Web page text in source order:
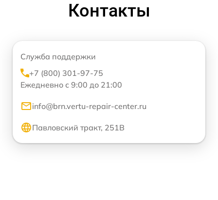
Контакты
Служба поддержки
+7 (800) 301-97-75
Ежедневно с 9:00 до 21:00
info@brn.vertu-repair-center.ru
Павловский тракт, 251В